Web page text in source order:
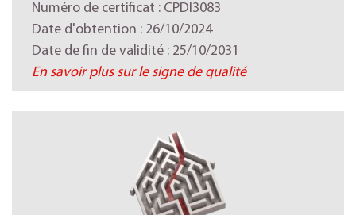
Numéro de certificat : CPDI3083
Date d'obtention : 26/10/2024
Date de fin de validité : 25/10/2031
En savoir plus sur le signe de qualité